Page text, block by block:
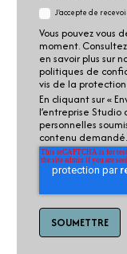
J'accepte de
Vous pouvez vous
moment.
en savoir plus sur
politiques de
vis de la
En cliquant sur «
l’entreprise
personnelles
contenu demandé.